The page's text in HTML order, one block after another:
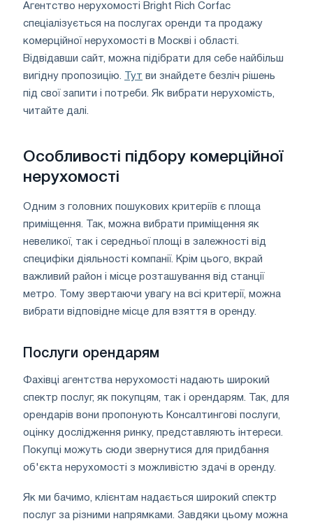
Агентство нерухомості Bright Rich Corfac
спеціалізується на послугах оренди та продажу
комерційної нерухомості в Москві і області.
Відвідавши сайт, можна підібрати для себе найбільш
вигідну пропозицію.
Тут ви знайдете безліч рішень
під свої запити і потреби. Як вибрати нерухомість,
читайте далі.
Особливості підбору комерційної
нерухомості
Одним з головних пошукових критеріїв є площа
приміщення. Так, можна вибрати приміщення як
невеликої, так і середньої площі в залежності від
специфіки діяльності компанії. Крім цього, вкрай
важливий район і місце розташування від станції
метро. Тому звертаючи увагу на всі критерії, можна
вибрати відповідне місце для взяття в оренду.
Послуги орендарям
Фахівці агентства нерухомості надають широкий
спектр послуг, як покупцям, так і орендарям. Так, для
орендарів вони пропонують Консалтингові послуги,
оцінку дослідження ринку, представляють інтереси.
Покупці можуть сюди звернутися для придбання
об'єкта нерухомості з можливістю здачі в оренду.
Як ми бачимо, клієнтам надається широкий спектр
послуг за різними напрямками. Завдяки цьому можна